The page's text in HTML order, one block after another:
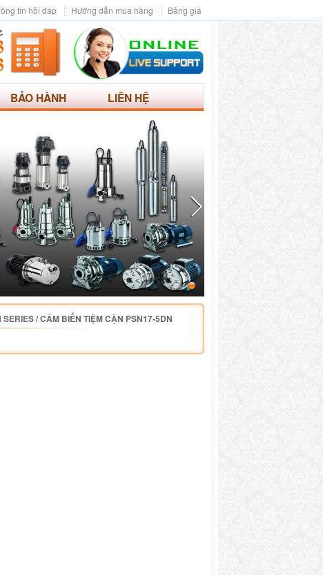
Bảng giá
Hướng dẫn mua hàng
tin hỏi đáp
BẢO HÀNH LIÊN HỆ
SERIES/CẢM BIẾN TIỆM CẬN PSN17-5DN